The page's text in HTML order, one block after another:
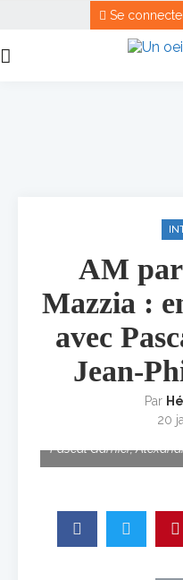
Se
AM
Mazzia :
avec
Jean-
Par
20
Pascal Garnier,